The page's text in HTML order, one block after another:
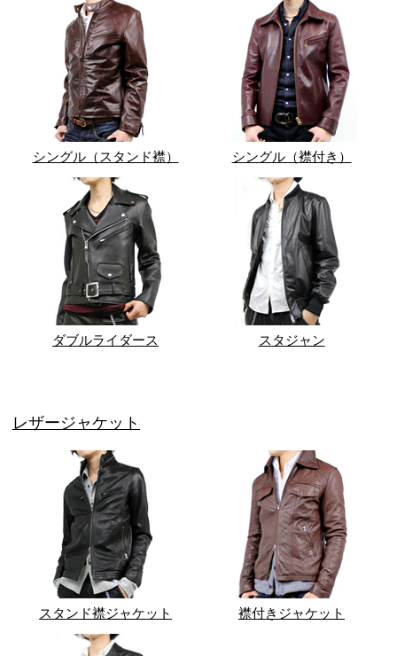
シングル（スタンド襟） シングル（襟付き）
ダブルライダース スタジャン
レザージャケット
スタンド襟ジャケット 襟付きジャケット